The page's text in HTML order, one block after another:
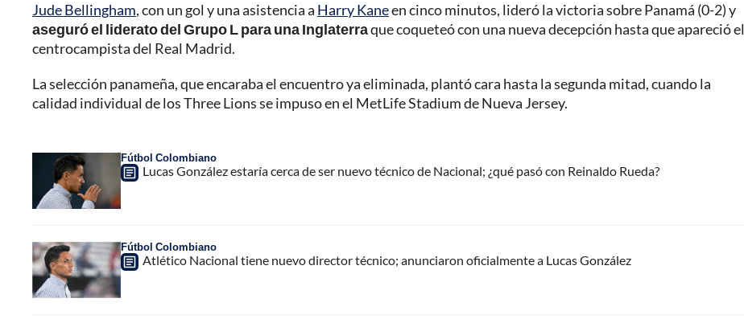
Jude Bellingham, con un gol y una asistencia a Harry Kaneen cinco minutos, lideró la victoria sobre Panamá (0-2) y
aseguró el liderato del Grupo L para una Inglaterraque coqueteó con una nueva decepción hasta que apareció el
centrocampista del Real Madrid.
La selección panameña, que encaraba el encuentro ya eliminada, plantó cara hasta la segunda mitad, cuando la
calidad individual de los Three Lions se impuso en el MetLife Stadium de Nueva Jersey.
Fútbol Colombiano
Lucas González estaría cerca de ser nuevo técnico de Nacional; ¿qué pasó con Reinaldo Rueda?
Fútbol Colombiano
Atlético Nacional tiene nuevo director técnico; anunciaron oficialmente a Lucas González